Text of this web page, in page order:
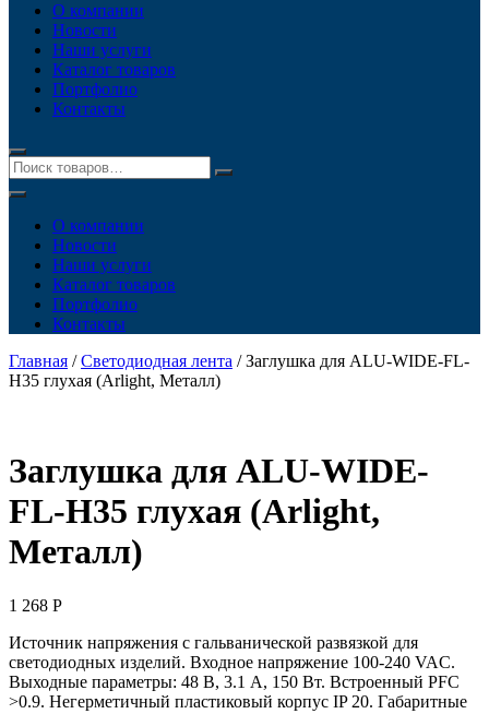
О компании
Новости
Наши услуги
Каталог товаров
Портфолио
Контакты
О компании
Новости
Наши услуги
Каталог товаров
Портфолио
Контакты
Главная /Светодиодная лента / Заглушка для ALU-WIDE-FL-
H35 глухая (Arlight, Металл)
Заглушка для ALU-WIDE-
FL-H35 глухая (Arlight,
Металл)
1 268 Р
Источник напряжения с гальванической развязкой для
светодиодных изделий. Входное напряжение 100-240 VAC.
Выходные параметры: 48 В, 3.1 А, 150 Вт. Встроенный PFC
>0.9. Негерметичный пластиковый корпус IP 20. Габаритные